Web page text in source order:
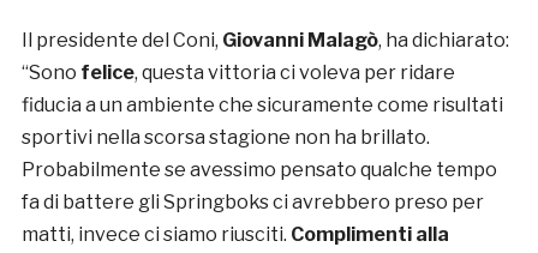
Il presidente del Coni, Giovanni Malagò, ha dichiarato:
“Sono felice, questa vittoria ci voleva per ridare
fiducia a un ambiente che sicuramente come risultati
sportivi nella scorsa stagione non ha brillato.
Probabilmente se avessimo pensato qualche tempo
fa di battere gli Springboks ci avrebbero preso per
matti, invece ci siamo riusciti. Complimenti alla